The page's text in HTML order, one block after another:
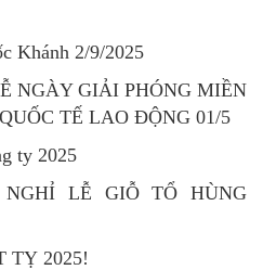
Khánh 2/9/2025
NGÀY GIẢI PHÓNG MIỀN
TẾ LAO ĐỘNG 01/5
ty 2025
LỄ GIỖ TỔ HÙNG
TỴ 2025!